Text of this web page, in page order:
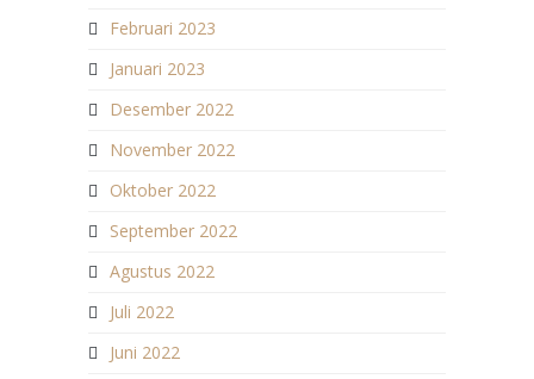
Februari 2023
Januari 2023
Desember 2022
November 2022
Oktober 2022
September 2022
Agustus 2022
Juli 2022
Juni 2022